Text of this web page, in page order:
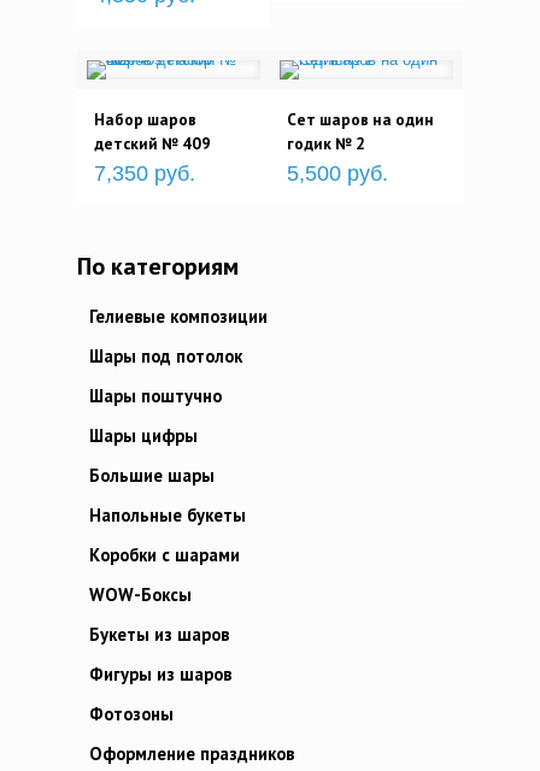
Набор шаров
детский № 409
7,350 руб.
Сет шаров на один
годик № 2
5,500 руб.
По категориям
Гелиевые композиции
Шары под потолок
Шары поштучно
Шары цифры
Большие шары
Напольные букеты
Коробки с шарами
WOW-Боксы
Букеты из шаров
Фигуры из шаров
Фотозоны
Оформление праздников